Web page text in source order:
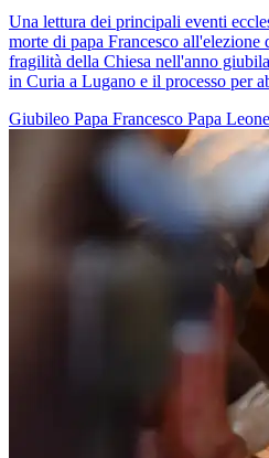
Una lettura dei principali eventi
morte di papa Francesco all'elezione
fragilità della Chiesa nell'anno
in Curia a Lugano e il processo per
Giubileo Papa Francesco Papa